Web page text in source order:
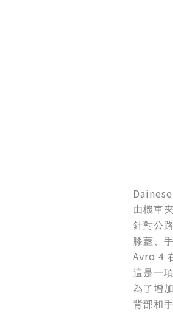
由機車
針對公
膝蓋、
Avro 4
這是一
為了增
背部和